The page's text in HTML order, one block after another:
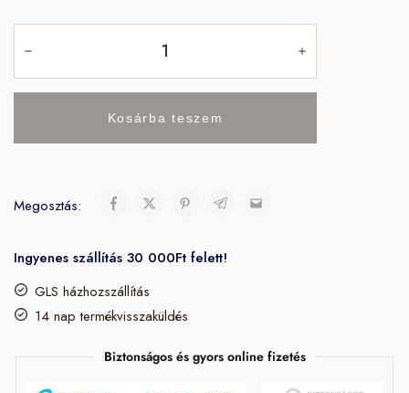
Kosárba teszem
Megosztás:
Ingyenes szállítás 30 000Ft felett!
GLS házhozszállítás
14 nap termékvisszaküldés
Biztonságos és gyors online fizetés